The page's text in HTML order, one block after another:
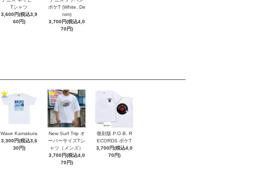
Tシャツ
3,600円(税込3,9
60円)
ポケT (White, De
nim)
3,700円(税込4,0
70円)
Wave Kamakura
3,300円(税込3,6
30円)
New Surf Trip オ
ーバーサイズTシ
ャツ（メンズ）
3,700円(税込4,0
70円)
復刻版 P.O.B. R
ECORDS ポケT
3,700円(税込4,0
70円)